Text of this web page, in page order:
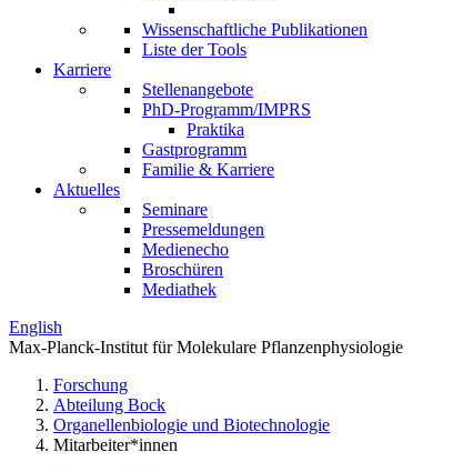
Wissenschaftliche Publikationen
Liste der Tools
Karriere
Stellenangebote
PhD-Programm/IMPRS
Praktika
Gastprogramm
Familie & Karriere
Aktuelles
Seminare
Pressemeldungen
Medienecho
Broschüren
Mediathek
English
Max-Planck-Institut für Molekulare Pflanzenphysiologie
Forschung
Abteilung Bock
Organellenbiologie und Biotechnologie
Mitarbeiter*innen